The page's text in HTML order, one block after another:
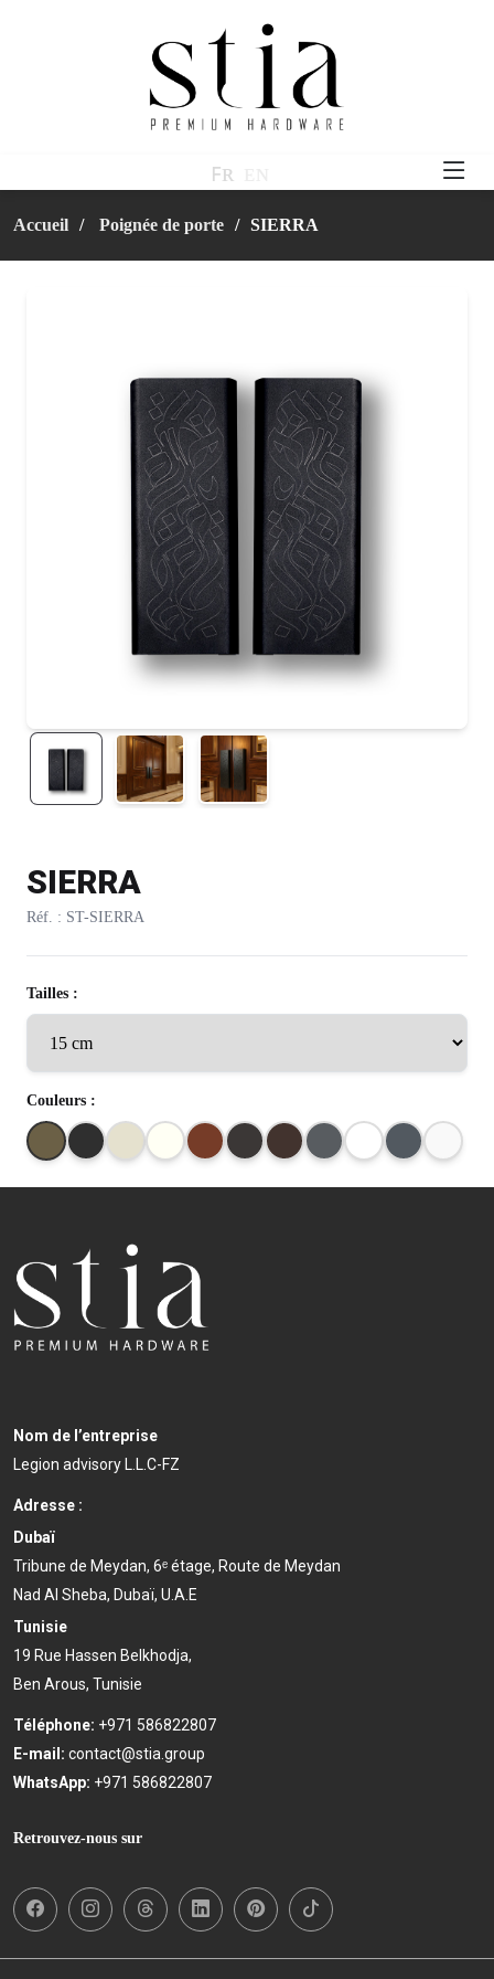
ꜰʀ
Accueil Poignée de porte SIERRA
SIERRA
Réf. : ST-SIERRA
Tailles :
Couleurs :
Nom de l’entreprise
Legion advisory L.L.C-FZ
Adresse :
Dubaï
Tribune de Meydan, 6ᵉ étage, Route de Meydan
Nad Al Sheba, Dubaï, U.A.E
Tunisie
19 Rue Hassen Belkhodja,
Ben Arous, Tunisie
Téléphone: +971 586822807
E-mail: contact@stia.group
WhatsApp: +971 586822807
Retrouvez-nous sur